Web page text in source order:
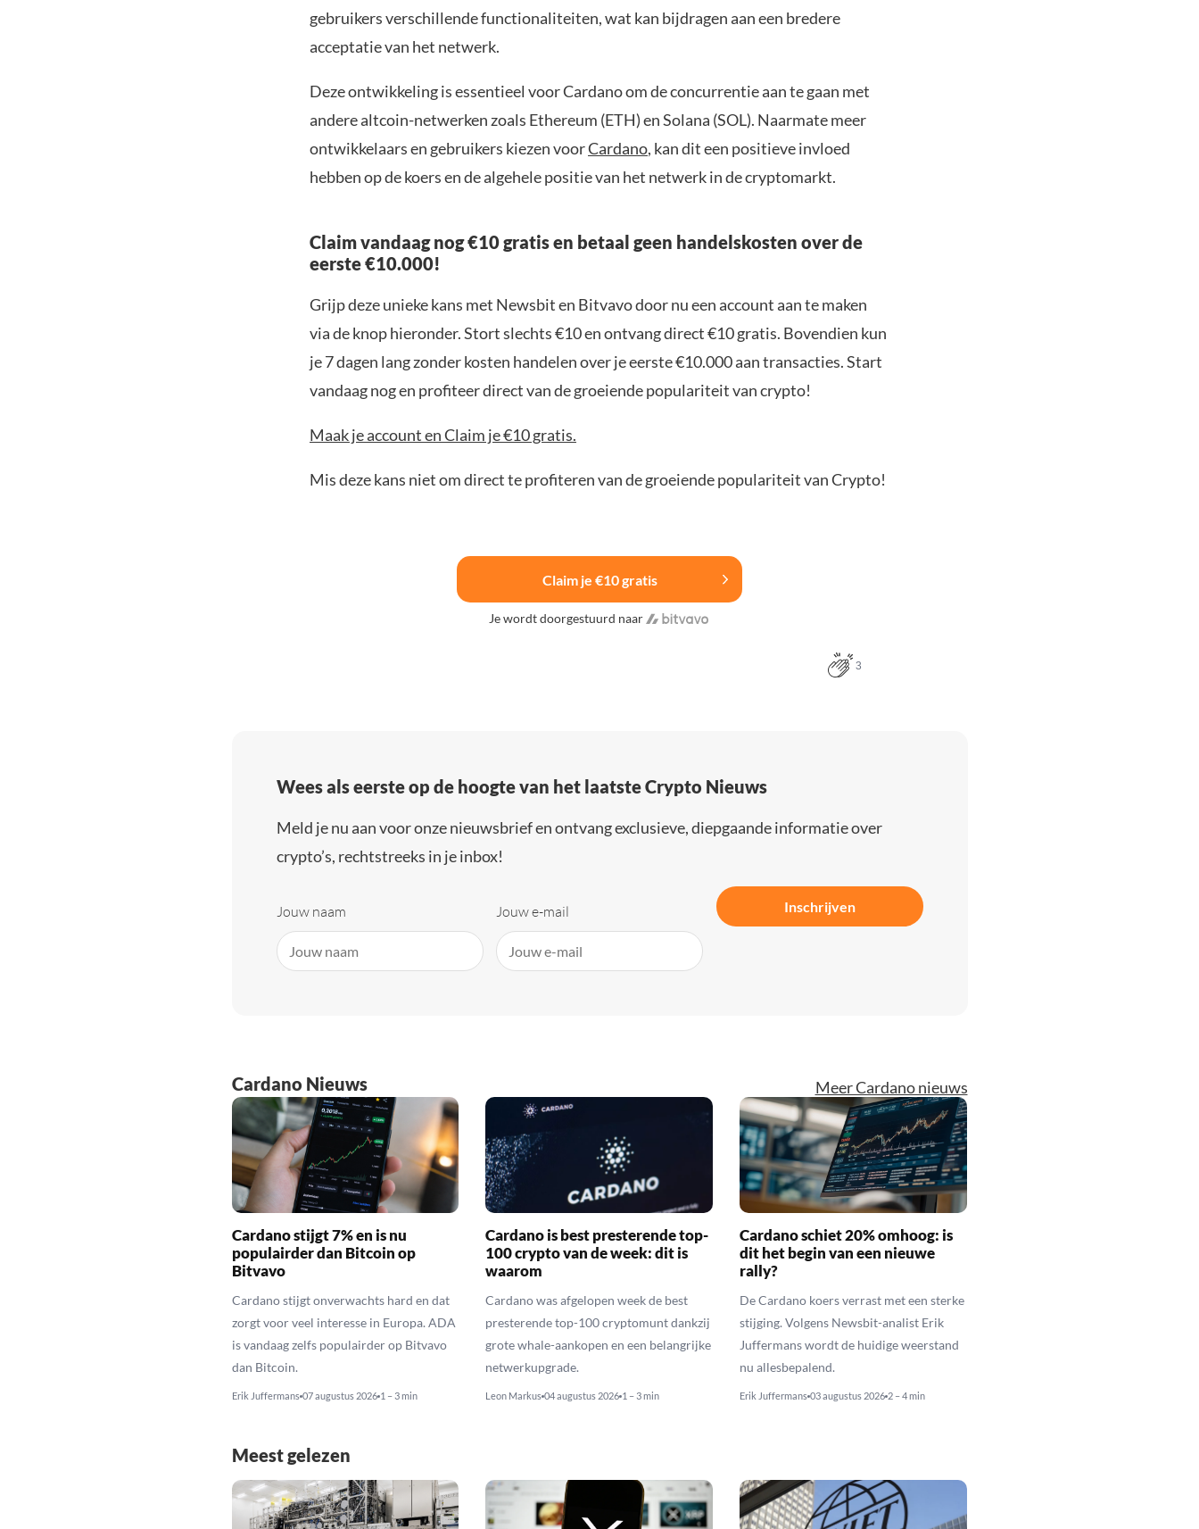
gebruikers verschillende functionaliteiten, wat kan bijdragen aan een bredere
acceptatie van het netwerk.
Deze ontwikkeling is essentieel voor Cardano om de concurrentie aan te gaan met
andere altcoin-netwerken zoals Ethereum (ETH) en Solana (SOL). Naarmate meer
ontwikkelaars en gebruikers kiezen voorCardano, kan dit een positieve invloed
hebben op de koers en de algehele positie van het netwerk in de cryptomarkt.
Claim vandaag nog €10 gratis en betaal geen handelskosten over de
eerste €10.000!
Grijp deze unieke kans met Newsbit en Bitvavo door nu een account aan te maken
via de knop hieronder. Stort slechts €10 en ontvang direct €10 gratis. Bovendien kun
je 7 dagen lang zonder kosten handelen over je eerste €10.000 aan transacties. Start
vandaag nog en profiteer direct van de groeiende populariteit van crypto!
Maak je account en Claim je €10 gratis.
Mis deze kans niet om direct te profiteren van de groeiende populariteit van Crypto!
Claim je €10 gratis
Je wordt doorgestuurd naar
3
Wees als eerste op de hoogte van het laatste Crypto Nieuws
Meld je nu aan voor onze nieuwsbrief en ontvang exclusieve, diepgaande informatie over
crypto’s, rechtstreeks in je inbox!
Jouw naam Jouw e-mail Inschrijven
Cardano Nieuws Meer Cardano nieuws
Cardano stijgt 7% en is nu
populairder dan Bitcoin op
Bitvavo
Cardano stijgt onverwachts hard en dat
zorgt voor veel interesse in Europa. ADA
is vandaag zelfs populairder op Bitvavo
dan Bitcoin.
Erik Juffermans 07 augustus 2026 1 – 3 min
Cardano is best presterende top-
100 crypto van de week: dit is
waarom
Cardano was afgelopen week de best
presterende top-100 cryptomunt dankzij
grote whale-aankopen en een belangrijke
netwerkupgrade.
Leon Markus 04 augustus 2026 1 – 3 min
Cardano schiet 20% omhoog: is
dit het begin van een nieuwe
rally?
De Cardano koers verrast met een sterke
stijging. Volgens Newsbit-analist Erik
Juffermans wordt de huidige weerstand
nu allesbepalend.
Erik Juffermans 03 augustus 2026 2 – 4 min
Meest gelezen